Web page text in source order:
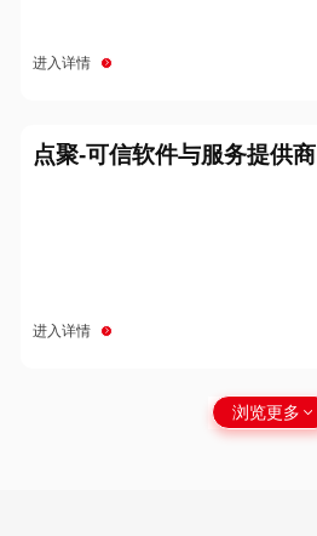
进入详情
点聚-可信软件与服务提供商
进入详情
浏览更多